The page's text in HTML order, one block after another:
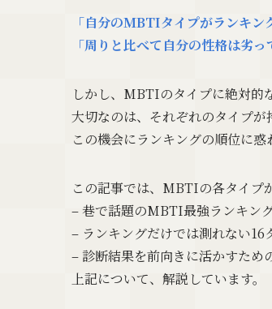
「自分のMBTIタイプがランキン
「周りと比べて自分の性格は劣
しかし、MBTIのタイプに絶対的
大切なのは、それぞれのタイプが
この機会にランキングの順位に
この記事では、MBTIの各タイプ
– 巷で話題のMBTI最強ランキン
– ランキングだけでは測れない16
– 診断結果を前向きに活かすため
上記について、解説しています。